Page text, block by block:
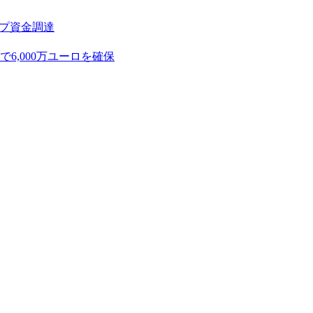
資金調達
6,000万ユーロを確保